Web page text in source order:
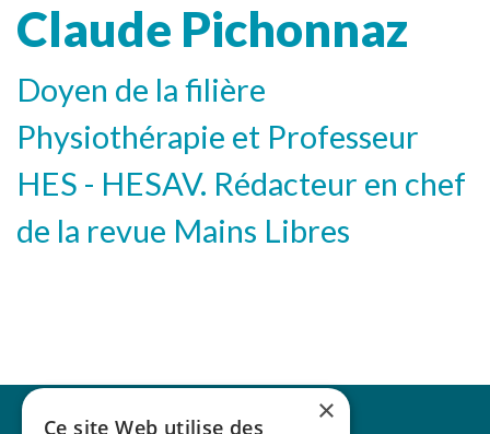
Claude Pichonnaz
Doyen de la filière
Physiothérapie et Professeur
HES - HESAV. Rédacteur en chef
de la revue Mains Libres
×
Ce site Web utilise des